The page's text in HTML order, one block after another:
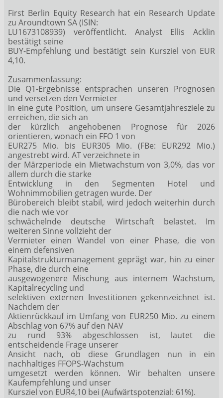
First Berlin Equity Research hat ein Research Update
zu Aroundtown SA (ISIN:
LU1673108939) veröffentlicht. Analyst Ellis Acklin
bestätigt seine
BUY-Empfehlung und bestätigt sein Kursziel von EUR
4,10.
Zusammenfassung:
Die Q1-Ergebnisse entsprachen unseren Prognosen
und versetzen den Vermieter
in eine gute Position, um unsere Gesamtjahresziele zu
erreichen, die sich an
der kürzlich angehobenen Prognose für 2026
orientieren, wonach ein FFO 1 von
EUR275 Mio. bis EUR305 Mio. (FBe: EUR292 Mio.)
angestrebt wird. AT verzeichnete in
der Märzperiode ein Mietwachstum von 3,0%, das vor
allem durch die starke
Entwicklung in den Segmenten Hotel und
Wohnimmobilien getragen wurde. Der
Bürobereich bleibt stabil, wird jedoch weiterhin durch
die nach wie vor
schwächelnde deutsche Wirtschaft belastet. Im
weiteren Sinne vollzieht der
Vermieter einen Wandel von einer Phase, die von
einem defensiven
Kapitalstrukturmanagement geprägt war, hin zu einer
Phase, die durch eine
ausgewogenere Mischung aus internem Wachstum,
Kapitalrecycling und
selektiven externen Investitionen gekennzeichnet ist.
Nachdem der
Aktienrückkauf im Umfang von EUR250 Mio. zu einem
Abschlag von 67% auf den NAV
zu rund 93% abgeschlossen ist, lautet die
entscheidende Frage unserer
Ansicht nach, ob diese Grundlagen nun in ein
nachhaltiges FFOPS-Wachstum
umgesetzt werden können. Wir behalten unsere
Kaufempfehlung und unser
Kursziel von EUR4,10 bei (Aufwärtspotenzial: 61%).